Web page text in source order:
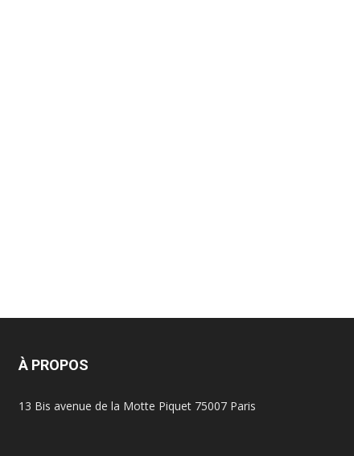
À PROPOS
13 Bis avenue de la Motte Piquet 75007 Paris